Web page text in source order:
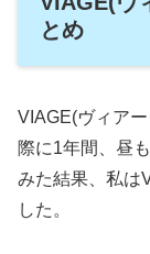
とめ
VIAGE(ヴィア
際に1年間、昼
みた結果、私は
した。